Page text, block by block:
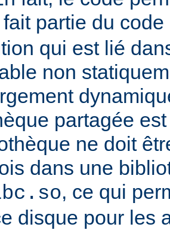
fait partie du
qui est lié
non
partagée
ne doit
dans une
, ce qui
disque pour les